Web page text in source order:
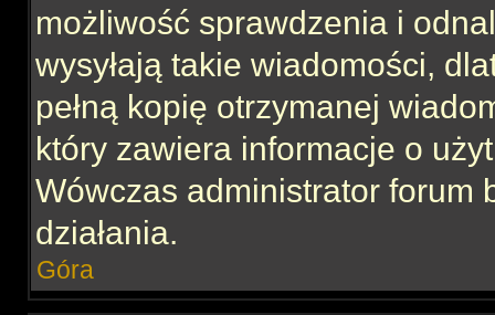
możliwość sprawdzenia i
wysyłają takie wiadomości,
pełną kopię otrzymanej
który zawiera informacje o
Wówczas administrator forum
działania.
Góra